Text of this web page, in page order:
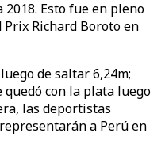
2018. Esto fue en pleno
Richard Boroto en
de saltar 6,24m;
con la plata luego
las deportistas
a Perú en